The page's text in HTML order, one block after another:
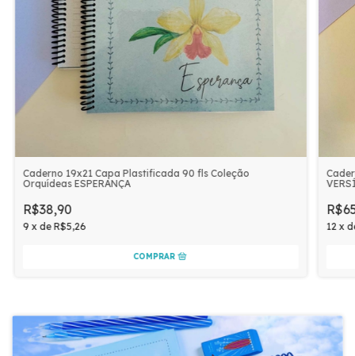
Caderno 19x21 Capa Plastificada 90 fls Coleção
Orquídeas ESPERANÇA
R$38,90
9 x de R$5,26 12 x